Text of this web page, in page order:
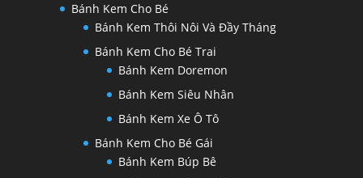
Bánh Kem Cho Bé
Bánh Kem Thôi Nôi Và Đầy Tháng
Bánh Kem Cho Bé Trai
Bánh Kem Doremon
Bánh Kem Siêu Nhân
Bánh Kem Xe Ô Tô
Bánh Kem Cho Bé Gái
Bánh Kem Búp Bê